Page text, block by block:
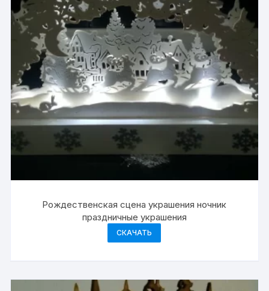
Рождественская сцена украшения ночник
праздничные украшения
СКАЧАТЬ